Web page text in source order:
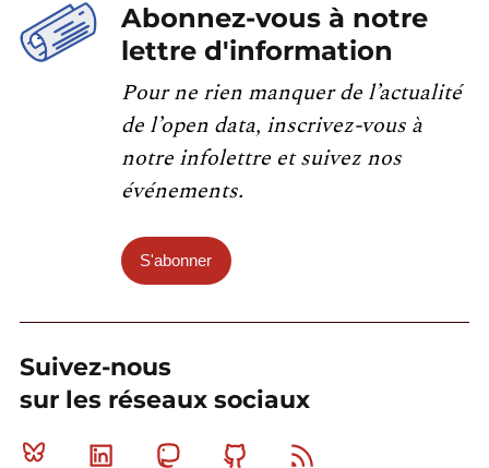
Abonnez-vous à notre
lettre d'information
Pour ne rien manquer de l’actualité
de l’open data, inscrivez-vous à
notre infolettre et suivez nos
événements.
S'abonner
Suivez-nous
sur les réseaux sociaux
Bluesky Linkedin MastodonGithub